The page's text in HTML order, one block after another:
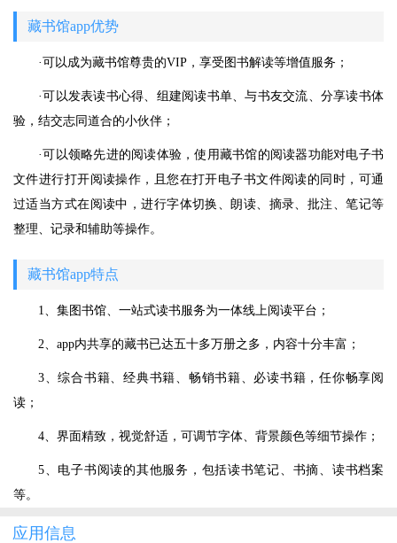
藏书馆app优势
·可以成为藏书馆尊贵的VIP，享受图书解读等增值服务；
·可以发表读书心得、组建阅读书单、与书友交流、分享读书体
验，结交志同道合的小伙伴；
·可以领略先进的阅读体验，使用藏书馆的阅读器功能对电子书
文件进行打开阅读操作，且您在打开电子书文件阅读的同时，可通
过适当方式在阅读中，进行字体切换、朗读、摘录、批注、笔记等
整理、记录和辅助等操作。
藏书馆app特点
1、集图书馆、一站式读书服务为一体线上阅读平台；
2、app内共享的藏书已达五十多万册之多，内容十分丰富；
3、综合书籍、经典书籍、畅销书籍、必读书籍，任你畅享阅
读；
4、界面精致，视觉舒适，可调节字体、背景颜色等细节操作；
5、电子书阅读的其他服务，包括读书笔记、书摘、读书档案
等。
应用信息